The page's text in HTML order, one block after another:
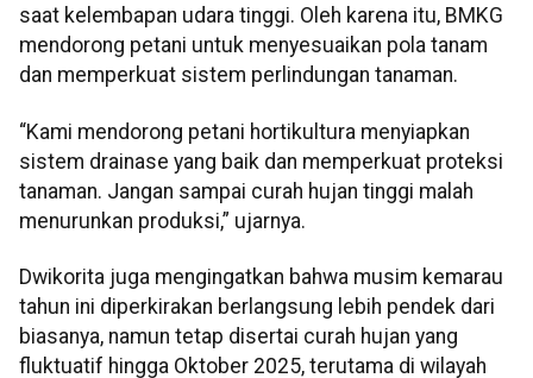
saat kelembapan udara tinggi. Oleh karena itu, BMKG
mendorong petani untuk menyesuaikan pola tanam
dan memperkuat sistem perlindungan tanaman.
“Kami mendorong petani hortikultura menyiapkan
sistem drainase yang baik dan memperkuat proteksi
tanaman. Jangan sampai curah hujan tinggi malah
menurunkan produksi,” ujarnya.
Dwikorita juga mengingatkan bahwa musim kemarau
tahun ini diperkirakan berlangsung lebih pendek dari
biasanya, namun tetap disertai curah hujan yang
fluktuatif hingga Oktober 2025, terutama di wilayah